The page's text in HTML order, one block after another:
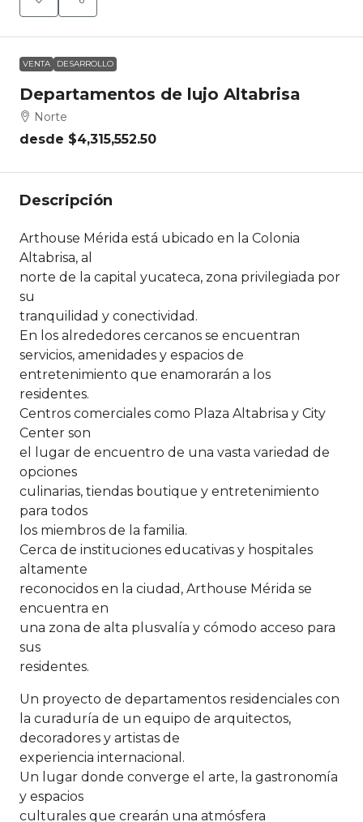
VENTA DESARROLLO
Departamentos de lujo Altabrisa
Norte
desde $4,315,552.50
Descripción
Arthouse Mérida está ubicado en la Colonia
Altabrisa, al
norte de la capital yucateca, zona privilegiada por
su
tranquilidad y conectividad.
En los alrededores cercanos se encuentran
servicios, amenidades y espacios de
entretenimiento que enamorarán a los
residentes.
Centros comerciales como Plaza Altabrisa y City
Center son
el lugar de encuentro de una vasta variedad de
opciones
culinarias, tiendas boutique y entretenimiento
para todos
los miembros de la familia.
Cerca de instituciones educativas y hospitales
altamente
reconocidos en la ciudad, Arthouse Mérida se
encuentra en
una zona de alta plusvalía y cómodo acceso para
sus
residentes.
Un proyecto de departamentos residenciales con
la curaduría de un equipo de arquitectos,
decoradores y artistas de
experiencia internacional.
Un lugar donde converge el arte, la gastronomía
y espacios
culturales que crearán una atmósfera